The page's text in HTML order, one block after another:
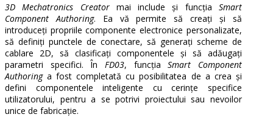
3D Mechatronics Creatormai include și funcția Smart
Component Authoring. Ea vă permite să creați și să
introduceți propriile componente electronice personalizate,
să definiți punctele de conectare, să generați scheme de
cablare 2D, să clasificați componentele și să adăugați
parametri specifici. În FD03, funcțiaSmart Component
Authoringa fost completată cu posibilitatea de a crea și
defini componentele inteligente cu cerințe specifice
utilizatorului, pentru a se potrivi proiectului sau nevoilor
unice de fabricație.